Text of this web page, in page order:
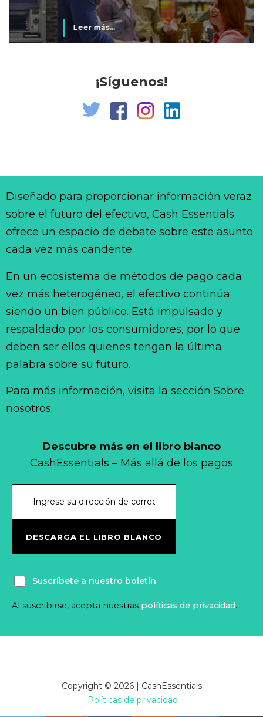
Leer más...
¡Síguenos!
Descubre más en el libro blanco
CashEssentials – Más allá de los pagos
DESCARGA EL LIBRO BLANCO
Suscríbete a nuestro boletín
Al suscribirse, acepta nuestras políticas de privacidad.
Diseñado para proporcionar información veraz
sobre el futuro del efectivo, Cash Essentials
ofrece un espacio de debate sobre este asunto
cada vez más candente.
En un ecosistema de métodos de pago cada
vez más heterogéneo, el efectivo continúa
siendo un bien público. Está impulsado y
respaldado por los consumidores, por lo que
deben ser ellos quienes tengan la última
palabra sobre su futuro.
Para más información, visita la sección Sobre
nosotros.
Copyright © 2026 | CashEssentials
Políticas de privacidad